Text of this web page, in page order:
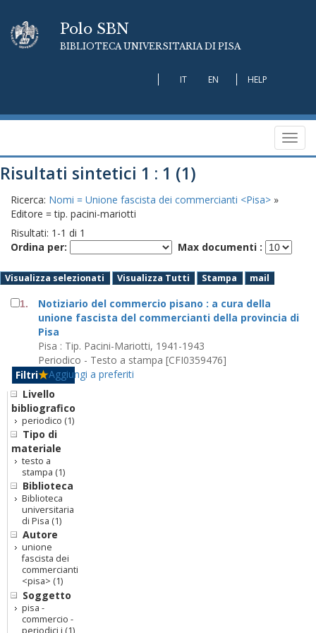
Polo SBN
BIBLIOTECA UNIVERSITARIA DI PISA
IT EN HELP
Risultati sintetici 1 : 1 (1)
Ricerca: Nomi = Unione fascista dei commercianti <Pisa> »
Editore = tip. pacini-mariotti
Risultati: 1 -1 di 1
Ordina per:
Max documenti :
Visualizza selezionati Visualizza Tutti Stampa mail
1.
Notiziario del commercio pisano : a cura della
unione fascista del commercianti della provincia di
Pisa
Pisa : Tip. Pacini-Mariotti, 1941-1943
Periodico - Testo a stampa [CFI0359476]
Aggiungi a preferiti
Filtri
Livello
bibliografico
periodico (1)
Tipo di
materiale
testo a
stampa (1)
Biblioteca
Biblioteca
universitaria
di Pisa (1)
Autore
unione
fascista dei
commercianti
<pisa> (1)
Soggetto
pisa -
commercio -
periodici i (1)